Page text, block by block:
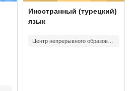
Course image
Course name
Иностранный (турецкий)
язык